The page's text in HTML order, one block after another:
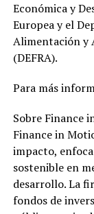
Económica y
Europea y el
Alimentación y
(DEFRA).
Para más
Sobre Finance
Finance in
impacto,
sostenible en
desarrollo. La
fondos de